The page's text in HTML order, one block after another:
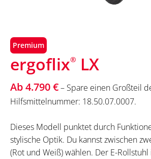
Premium
ergoflix® LX
Ab 4.790 €– Spare einen Großteil
Hilfsmittelnummer: 18.50.07.0007.
Dieses Modell punktet durch
stylische Optik. Du kannst zwischen
(Rot und Weiß) wählen. Der E-Rollstuhl